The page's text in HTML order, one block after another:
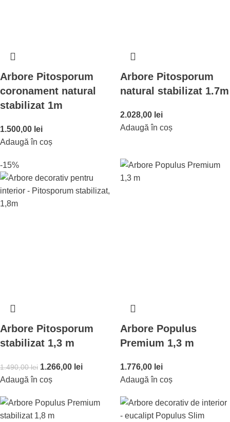
Arbore Pitosporum
coronament natural
stabilizat 1m
1.500,00 lei
Adaugă în coș
Arbore Pitosporum
natural stabilizat 1.7m
2.028,00 lei
Adaugă în coș
-15%
Arbore Pitosporum
stabilizat 1,3 m
1.490,00lei 1.266,00 lei
Adaugă în coș
Arbore Populus
Premium 1,3 m
1.776,00 lei
Adaugă în coș